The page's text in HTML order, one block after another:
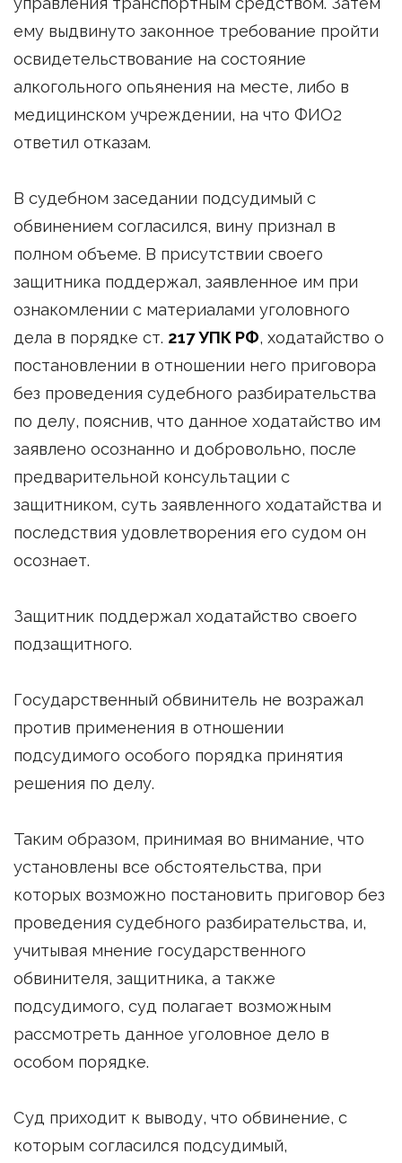
ему выдвинуто законное требование пройти
освидетельствование на состояние
алкогольного опьянения на месте, либо в
медицинском учреждении, на что ФИО2
ответил отказам.
В судебном заседании подсудимый с
обвинением согласился, вину признал в
полном объеме. В присутствии своего
защитника поддержал, заявленное им при
ознакомлении с материалами уголовного
дела в порядке ст. 217 УПК РФ, ходатайство о
постановлении в отношении него приговора
без проведения судебного разбирательства
по делу, пояснив, что данное ходатайство им
заявлено осознанно и добровольно, после
предварительной консультации с
защитником, суть заявленного ходатайства и
последствия удовлетворения его судом он
осознает.
Защитник поддержал ходатайство своего
подзащитного.
Государственный обвинитель не возражал
против применения в отношении
подсудимого особого порядка принятия
решения по делу.
Таким образом, принимая во внимание, что
установлены все обстоятельства, при
которых возможно постановить приговор без
проведения судебного разбирательства, и,
учитывая мнение государственного
обвинителя, защитника, а также
подсудимого, суд полагает возможным
рассмотреть данное уголовное дело в
особом порядке.
Суд приходит к выводу, что обвинение, с
которым согласился подсудимый,